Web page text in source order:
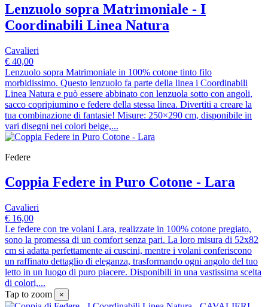
Lenzuolo sopra Matrimoniale - I
Coordinabili Linea Natura
Cavalieri
€ 40,00
Lenzuolo sopra Matrimoniale in 100% cotone tinto filo
morbidissimo. Questo lenzuolo fa parte della linea i Coordinabili
Linea Natura e può essere abbinato con lenzuola sotto con angoli,
sacco copripiumino e federe della stessa linea. Divertiti a creare la
tua combinazione di fantasie! Misure: 250×290 cm, disponibile in
vari disegni nei colori beige,...
Federe
Coppia Federe in Puro Cotone - Lara
Cavalieri
€ 16,00
Le federe con tre volani Lara, realizzate in 100% cotone pregiato,
sono la promessa di un comfort senza pari. La loro misura di 52x82
cm si adatta perfettamente ai cuscini, mentre i volani conferiscono
un raffinato dettaglio di eleganza, trasformando ogni angolo del tuo
letto in un luogo di puro piacere. Disponibili in una vastissima scelta
di colori,...
Tap to zoom
×